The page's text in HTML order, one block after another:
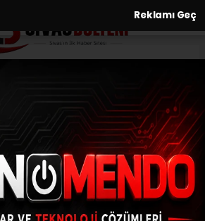
Reklamı Geç
bu sezon
umutlu
EKONOMI
| 31.07.2024 - 09:32, Güncelleme: 31.07.2024
- 09:13